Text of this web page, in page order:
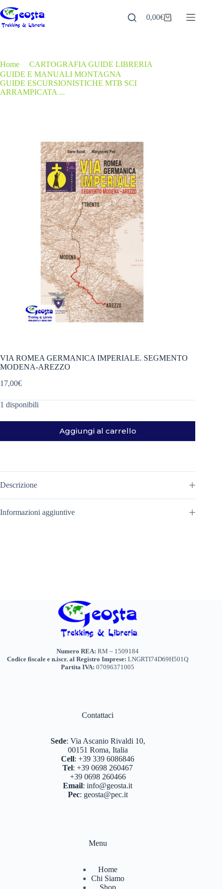
al
contenuto
Carrello
0,00€
Home CARTOGRAFIA GUIDE LIBRERIA
GUIDE E MANUALI MONTAGNA
GUIDE ESCURSIONISTICHE MTB SCI
ARRAMPICATA ...
VIA ROMEA GERMANICA IMPERIALE. SEGMENTO
MODENA-AREZZO
17,00€
1 disponibili
Aggiungi al carrello
Descrizione
Informazioni aggiuntive
Numero REA:RM – 1509184
Codice fiscale e n.iscr. al Registro Imprese:LNGRTI74D69H501Q
Partita IVA: 07096371005
Contattaci
Sede: Via Ascanio Rivaldi 10,
00151 Roma, Italia
Cell:+39 339 6086846
Tel:+39 0698 260467
+39 0698 260466
Email:info@geosta.it
Pec: geosta@pec.it
Menu
Home
Chi Siamo